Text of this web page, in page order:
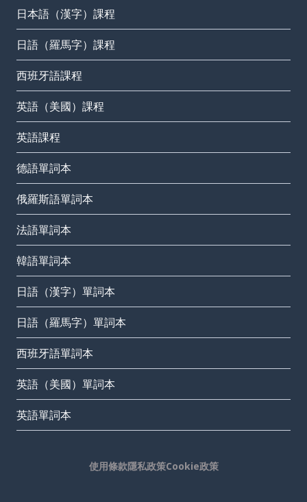
日本語（漢字）課程
日語（羅馬字）課程
西班牙語課程
英語（美國）課程
英語課程
德語單詞本
俄羅斯語單詞本
法語單詞本
韓語單詞本
日語（漢字）單詞本
日語（羅馬字）單詞本
西班牙語單詞本
英語（美國）單詞本
英語單詞本
使用條款隱私政策Cookie政策